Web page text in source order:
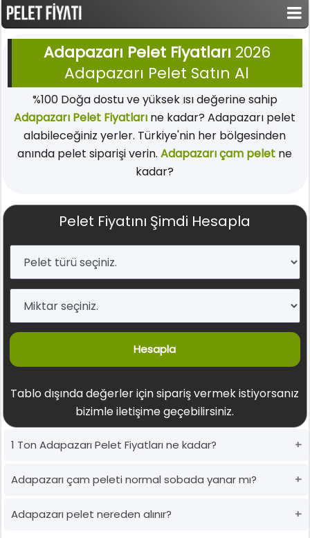
Adapazarı Pelet Fiyatları 2026
Adapazarı Pelet Satın Al
%100 Doğa dostu ve yüksek ısı değerine sahip
Adapazarı Pelet Fiyatları ne kadar? Adapazarı pelet
alabileceğiniz yerler. Türkiye'nin her bölgesinden
anında pelet siparişi verin.Adapazarı çam pelet ne
kadar?
Pelet Fiyatını Şimdi Hesapla
Hesapla
Tablo dışında değerler için sipariş vermek istiyorsanız
bizimle iletişime geçebilirsiniz.
1 Ton Adapazarı Pelet Fiyatları ne kadar?
Adapazarı çam peleti normal sobada yanar mı?
Adapazarı pelet nereden alınır?